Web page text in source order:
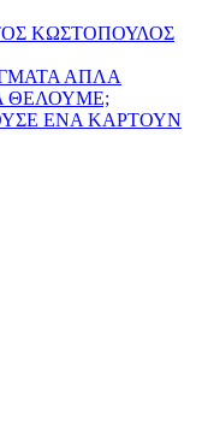
ΚΩΣΤΟΠΟΥΛΟΣ
ΑΠΛΑ
ΘΕΛΟΥΜΕ;
ΕΝΑ ΚΑΡΤΟΥΝ